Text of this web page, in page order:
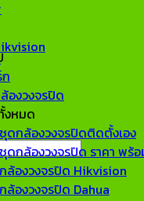
องวงจรปิด
งหมด
ชุดกล้องวงจรปิดติดตั้งเอง
ชุดกล้องวงจรปิด ราคา พร้
กล้องวงจรปิด Hikvision
กล้องวงจรปิด Dahua